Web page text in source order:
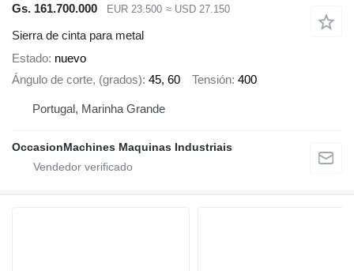
Gs. 161.700.000
EUR 23.500 ≈ USD 27.150
Sierra de cinta para metal
Estado nuevo
Ángulo de corte, (grados) 45, 60 Tensión 400
Portugal, Marinha Grande
OccasionMachines Maquinas Industriais